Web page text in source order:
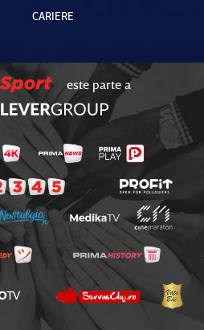
CARIERE
este parte a